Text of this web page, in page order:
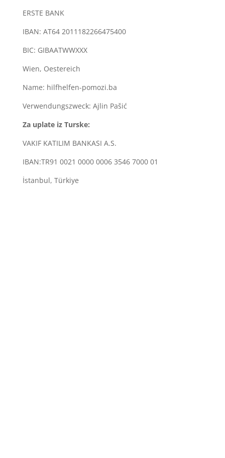
ERSTE BANK
IBAN: AT64 2011182266475400
BIC: GIBAATWWXXX
Wien, Oestereich
Name: hilfhelfen-pomozi.ba
Verwendungszweck: Ajlin Pašić
Za uplate iz Turske:
VAKIF KATILIM BANKASI A.S.
IBAN:TR91 0021 0000 0006 3546 7000 01
İstanbul, Türkiye